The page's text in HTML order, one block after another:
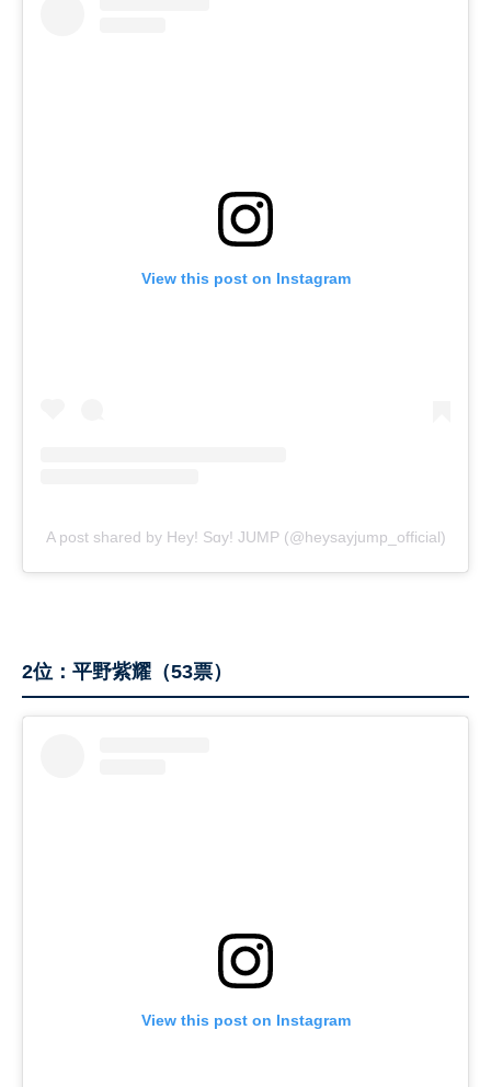
View this post on Instagram
A post shared by Hey! Sɑy! JUMP (@heysayjump_official)
2位：平野紫耀（53票）
View this post on Instagram